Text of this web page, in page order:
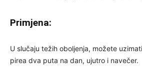
Primjena:
U slučaju težih oboljenja, možete
pirea dva puta na dan, ujutro i navečer.